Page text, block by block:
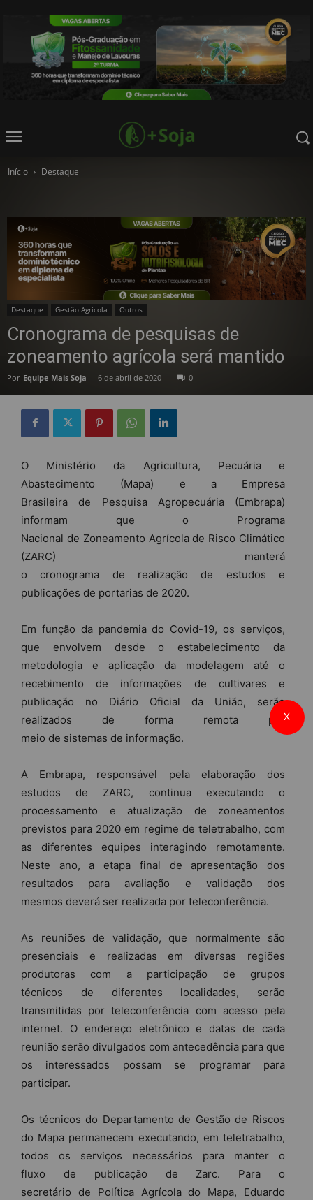
Início Destaque
Destaque Gestão Agrícola Outros
Cronograma de pesquisas de
zoneamento agrícola será mantido
Por Equipe Mais Soja - 6 de abril de 2020 0
O Ministério da Agricultura, Pecuária e
Abastecimento (Mapa) e a Empresa
Brasileira de Pesquisa Agropecuária (Embrapa)
informam que o Programa
Nacional de Zoneamento Agrícola de Risco Climático
(ZARC) manterá
o cronograma de realização de estudos e
publicações de portarias de 2020.
Em função da pandemia do Covid-19, os serviços,
que envolvem desde o estabelecimento da
metodologia e aplicação da modelagem até o
recebimento de informações de cultivares e
publicação no Diário Oficial da União, serão
realizados de forma remota por
meio de sistemas de informação.
A Embrapa, responsável pela elaboração dos
estudos de ZARC, continua executando o
processamento e atualização de zoneamentos
previstos para 2020 em regime de teletrabalho, com
as diferentes equipes interagindo remotamente.
Neste ano, a etapa final de apresentação dos
resultados para avaliação e validação dos
mesmos deverá ser realizada por teleconferência.
As reuniões de validação, que normalmente são
presenciais e realizadas em diversas regiões
produtoras com a participação de grupos
técnicos de diferentes localidades, serão
transmitidas por teleconferência com acesso pela
internet. O endereço eletrônico e datas de cada
reunião serão divulgados com antecedência para que
os interessados possam se programar para
participar.
Os técnicos do Departamento de Gestão de Riscos
do Mapa permanecem executando, em teletrabalho,
todos os serviços necessários para manter o
fluxo de publicação de Zarc. Para o
secretário de Política Agrícola do Mapa, Eduardo
X